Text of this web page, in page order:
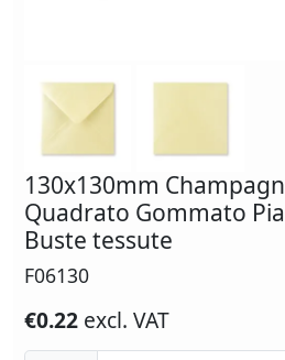
130x130mm
Quadrato Gommato
Buste tessute
F06130
€0.22 excl. VAT